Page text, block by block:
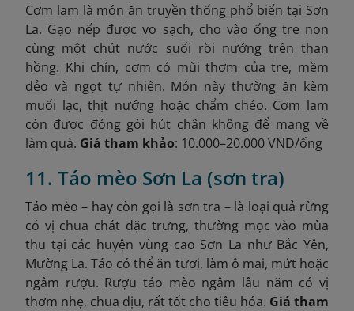
Cơm lam là món ăn truyền thống phổ biến tại Sơn
La. Gạo nếp được vo sạch, cho vào ống tre non
cùng một chút nước suối rồi nướng trên than
hồng. Khi chín, cơm có mùi thơm của tre, mềm
dẻo và ngọt tự nhiên. Món này thường ăn kèm
muối lạc, thịt nướng hoặc chẩm chéo. Cơm lam
còn được đóng gói hút chân không để mang về
làm quà. Giá tham khảo: 10.000–20.000 VND/ống
11. Táo mèo Sơn La (sơn tra)
Táo mèo – hay còn gọi là sơn tra – là loại quả rừng
có vị chua chát đặc trưng, thường mọc vào mùa
thu tại các huyện vùng cao Sơn La như Bắc Yên,
Mường La. Táo có thể ăn tươi, làm ô mai, mứt hoặc
ngâm rượu. Rượu táo mèo ngâm lâu năm có vị
thơm nhẹ, chua dịu, rất tốt cho tiêu hóa. Giá tham